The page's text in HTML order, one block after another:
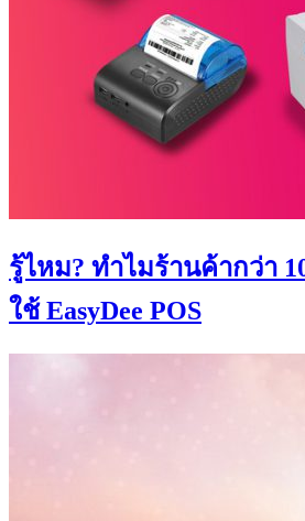
รู้ไหม?​ ทำไมร้านค้ากว่า
ใช้ EasyDee POS